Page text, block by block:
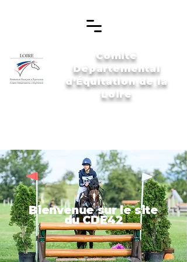
Comité
Départemental
d'Équitation de la
Loire
Bienvenue sur le site
du CDE42